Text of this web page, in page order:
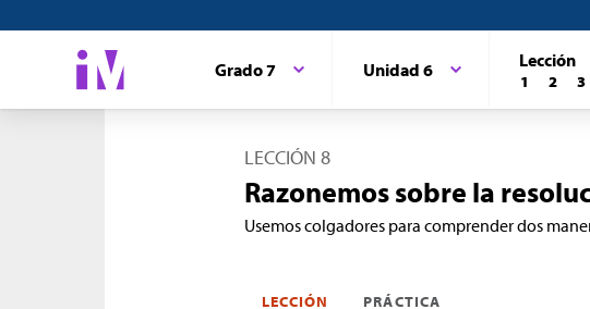
Grado 7 Unidad 6 Lección
1 2 3
LECCIÓN 8
Razonemos sobre la
Usemos colgadores para comprender dos
LECCIÓN PRÁCTICA